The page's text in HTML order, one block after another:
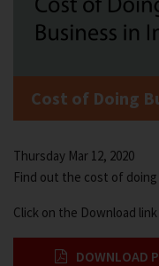
Cost of Doing
Thursday Mar 12, 2020
Find out the cost of doing
Click on the Download
DOWNLOAD